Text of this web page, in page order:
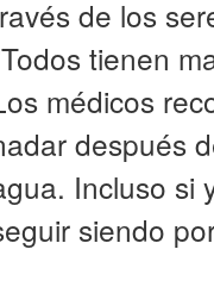
de los
tienen
médicos
después
Incluso si
siendo